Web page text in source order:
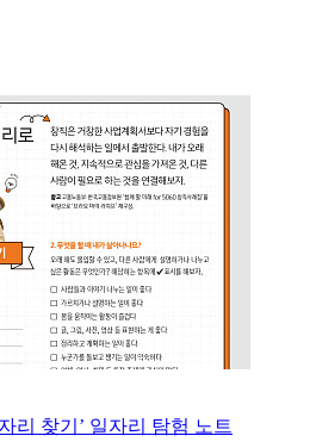
리 찾기’ 일자리 탐험 노트